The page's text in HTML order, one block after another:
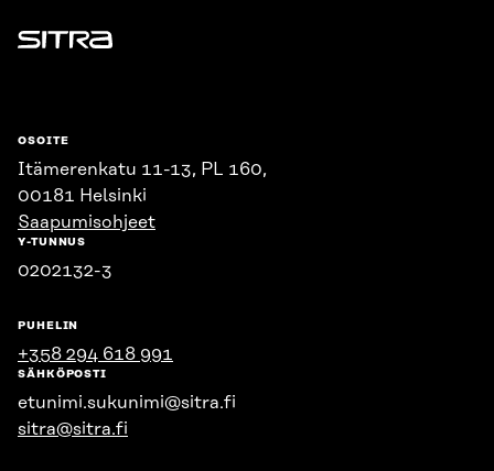
Sitra
OSOITE
Itämerenkatu 11-13, PL 160,
00181 Helsinki
Saapumisohjeet
Y-TUNNUS
0202132-3
PUHELIN
+358 294 618 991
SÄHKÖPOSTI
etunimi.sukunimi@sitra.fi
sitra@sitra.fi